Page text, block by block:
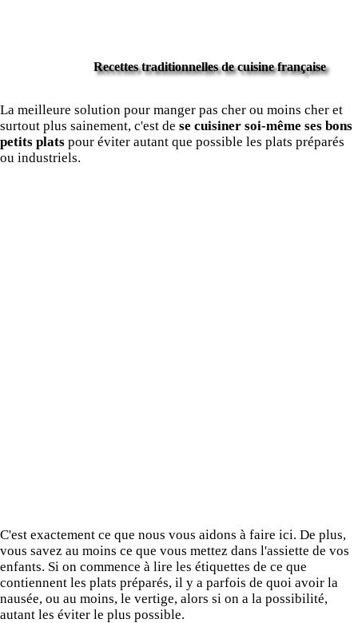
Recettes traditionnelles de cuisine française
La meilleure solution pour manger pas cher ou moins cher et
surtout plus sainement, c'est de se cuisiner soi-même ses bons
petits plats pour éviter autant que possible les plats préparés
ou industriels.
C'est exactement ce que nous vous aidons à faire ici. De plus,
vous savez au moins ce que vous mettez dans l'assiette de vos
enfants. Si on commence à lire les étiquettes de ce que
contiennent les plats préparés, il y a parfois de quoi avoir la
nausée, ou au moins, le vertige, alors si on a la possibilité,
autant les éviter le plus possible.